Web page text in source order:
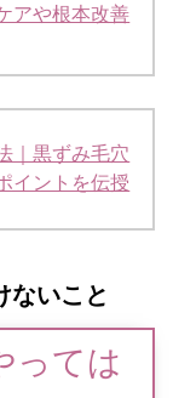
アや根本改善
｜黒ずみ毛穴
イントを伝授
ないこと
っては